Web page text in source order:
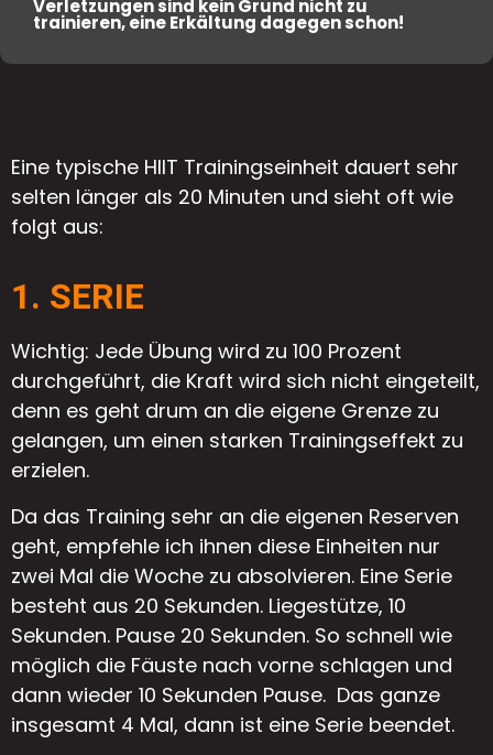
Verletzungen sind kein Grund nicht zu
trainieren, eine Erkältung dagegen schon!
Eine typische HIIT Trainingseinheit dauert sehr
selten länger als 20 Minuten und sieht oft wie
folgt aus:
1. SERIE
Wichtig: Jede Übung wird zu 100 Prozent
durchgeführt, die Kraft wird sich nicht eingeteilt,
denn es geht drum an die eigene Grenze zu
gelangen, um einen starken Trainingseffekt zu
erzielen.
Da das Training sehr an die eigenen Reserven
geht, empfehle ich ihnen diese Einheiten nur
zwei Mal die Woche zu absolvieren. Eine Serie
besteht aus 20 Sekunden. Liegestütze, 10
Sekunden. Pause 20 Sekunden. So schnell wie
möglich die Fäuste nach vorne schlagen und
dann wieder 10 Sekunden Pause. Das ganze
insgesamt 4 Mal, dann ist eine Serie beendet.